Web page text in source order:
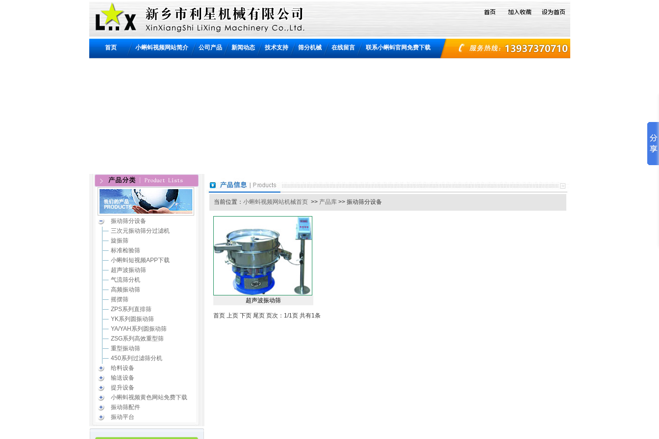
首页 小蝌蚪视频网站简介 公司产品 新闻动态 技术支持 筛分机械 在线留言 联系小蝌蚪官网免费下载
振动筛分设备
三次元振动筛分过滤机
旋振筛
标准检验筛
小蝌蚪短视频APP下载
超声波振动筛
气流筛分机
高频振动筛
摇摆筛
ZPS系列直排筛
YK系列圆振动筛
YA/YAH系列圆振动筛
ZSG系列高效重型筛
重型振动筛
450系列过滤筛分机
给料设备
输送设备
提升设备
小蝌蚪视频黄色网站免费下载
振动筛配件
振动平台
当前位置： 小蝌蚪视频网站机械首页 >> 产品库 >> 振动筛分设备
超声波振动筛
首页 上页 下页 尾页 页次：1/1页 共有1条